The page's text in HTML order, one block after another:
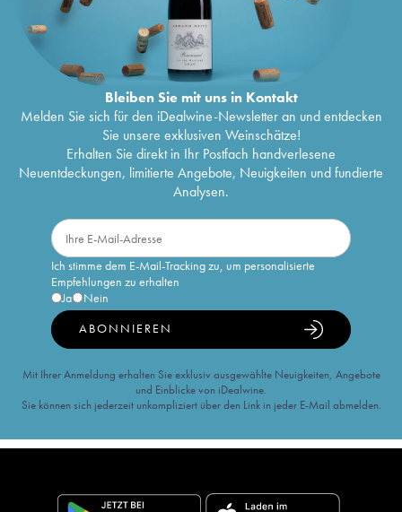
Bleiben Sie mit uns in Kontakt
Melden Sie sich für den iDealwine-Newsletter an und entdecken
Sie unsere exklusiven Weinschätze!
Erhalten Sie direkt in Ihr Postfach handverlesene
Neuentdeckungen, limitierte Angebote, Neuigkeiten und fundierte
Analysen.
Ich stimme dem E-Mail-Tracking zu, um personalisierte
Empfehlungen zu erhalten
Ja
Nein
ABONNIEREN
Mit Ihrer Anmeldung erhalten Sie exklusiv ausgewählte Neuigkeiten, Angebote
und Einblicke von iDealwine.
Sie können sich jederzeit unkompliziert über den Link in jeder E-Mail abmelden.